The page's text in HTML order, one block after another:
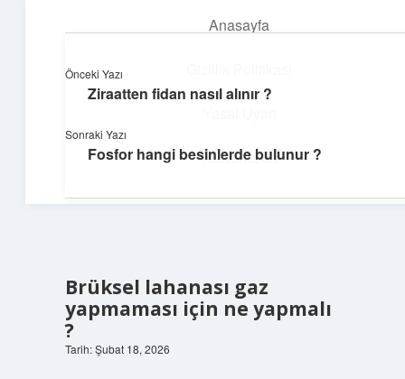
Anasayfa
Hakkımızda
Keyifli vakit için kısa ve eğlenceli içerikler.
Brüksel lahanası gaz
yapmaması için ne yapmalı
?
Tarih: Şubat 18, 2026
Önceki Yazı
Ziraatten fidan nasıl alınır ?
Sonraki Yazı
Fosfor hangi besinlerde bulunur ?